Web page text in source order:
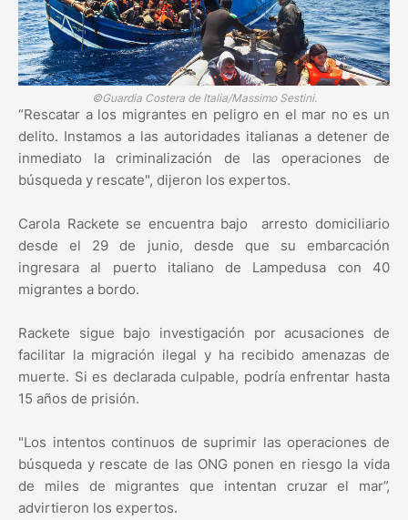
©Guardia Costera de Italia/Massimo Sestini.
“Rescatar a los migrantes en peligro en el mar no es un
delito. Instamos a las autoridades italianas a detener de
inmediato la criminalización de las operaciones de
búsqueda y rescate", dijeron los expertos.
Carola Rackete se encuentra bajo arresto domiciliario
desde el 29 de junio, desde que su embarcación
ingresara al puerto italiano de Lampedusa con 40
migrantes a bordo.
Rackete sigue bajo investigación por acusaciones de
facilitar la migración ilegal y ha recibido amenazas de
muerte. Si es declarada culpable, podría enfrentar hasta
15 años de prisión.
"Los intentos continuos de suprimir las operaciones de
búsqueda y rescate de las ONG ponen en riesgo la vida
de miles de migrantes que intentan cruzar el mar”,
advirtieron los expertos.